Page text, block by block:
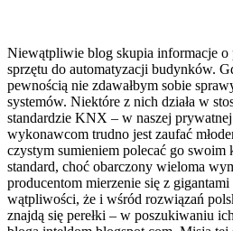
Niewątpliwie blog skupia informacje o
sprzętu do automatyzacji budynków.
pewnością nie zdawałbym sobie
systemów. Niektóre z nich działa w
standardzie KNX – w naszej
wykonawcom trudno jest zaufać
czystym sumieniem polecać go
standard, choć obarczony wieloma
producentom mierzenie się z
wątpliwości, że i wśród rozwiązań
znajdą się perełki – w poszukiwaniu